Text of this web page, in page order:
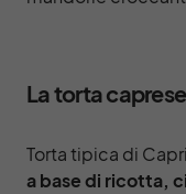
La torta caprese
Torta tipica di
a base di ricotta,